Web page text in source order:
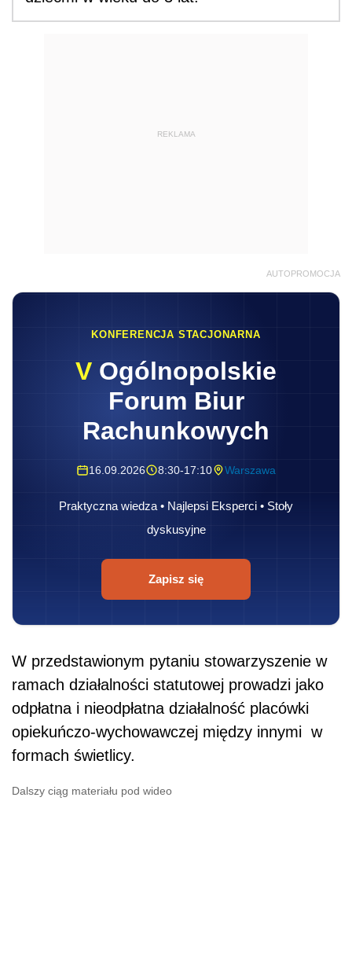
REKLAMA
AUTOPROMOCJA
KONFERENCJA STACJONARNA
V Ogólnopolskie
Forum Biur
Rachunkowych
16.09.2026 8:30-17:10 Warszawa
Praktyczna wiedza • Najlepsi Eksperci • Stoły
dyskusyjne
Zapisz się
W przedstawionym pytaniu stowarzyszenie w
ramach działalności statutowej prowadzi jako
odpłatna i nieodpłatna działalność placówki
opiekuńczo-wychowawczej między innymi w
formach świetlicy.
Dalszy ciąg materiału pod wideo